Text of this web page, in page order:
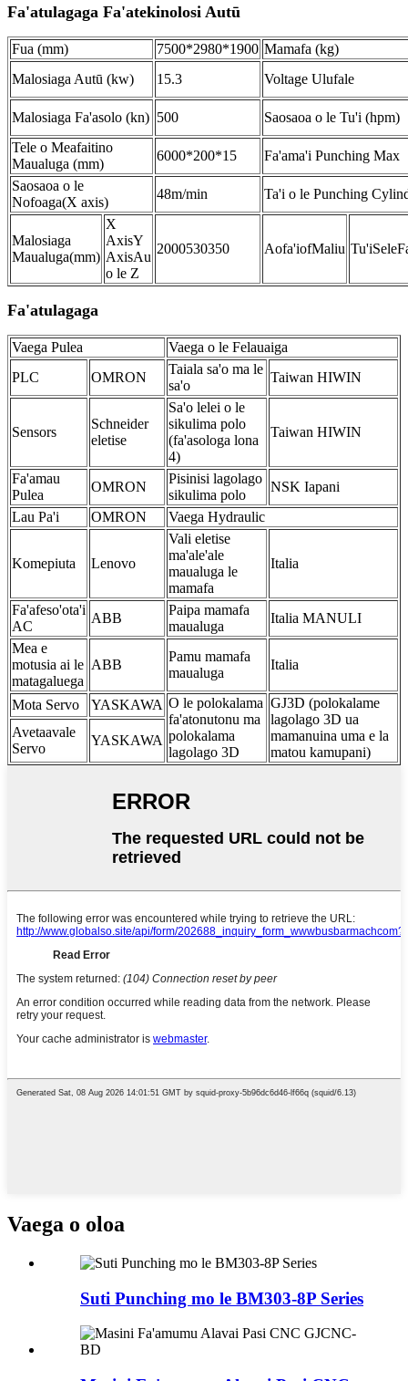
Fa'atulagaga Fa'atekinolosi Autū
Fua (mm) 7500*2980*1900 Mamafa (kg)
Malosiaga Autū (kw)
15.3 Voltage Ulufale
Malosiaga Fa'asolo (kn) 500
Saosaoa o le Tu'i (hpm)
Tele o Meafaitino
Maualuga (mm)
6000*200*15
Fa'ama'i Punching Max
Saosaoa o le
Nofoaga(X axis)
48m/min Ta'i o le Punching
Malosiaga
Maualuga(mm)
X
AxisY
AxisAu
o le Z
2000530350 Aofa'iofMaliu Tu'iSele
Fa'atulagaga
Vaega Pulea
Vaega o le Felauaiga
PLC
OMRON
Taiala sa'o ma le
sa'o
Taiwan HIWIN
Sensors
Schneider
eletise
Sa'o lelei o le
sikulima polo
(fa'asologa lona
4)
Taiwan HIWIN
Fa'amau
Pulea
OMRON
Pisinisi lagolago
sikulima polo
NSK Iapani
Lau Pa'i
OMRON Vaega Hydraulic
Komepiuta Lenovo
Vali eletise
ma'ale'ale
maualuga le
mamafa
Italia
Fa'afeso'ota'i
AC
ABB
Paipa mamafa
maualuga
Italia MANULI
Mea e
motusia ai le
matagaluega
ABB
Pamu mamafa
maualuga
Italia
Mota Servo YASKAWA O le polokalama
fa'atonutonu ma
polokalama
lagolago 3D
GJ3D (polokalame
lagolago 3D ua
mamanuina uma e la
matou kamupani)
Avetaavale
Servo
YASKAWA
Vaega o oloa
Suti Punching mo le BM303-8P Series